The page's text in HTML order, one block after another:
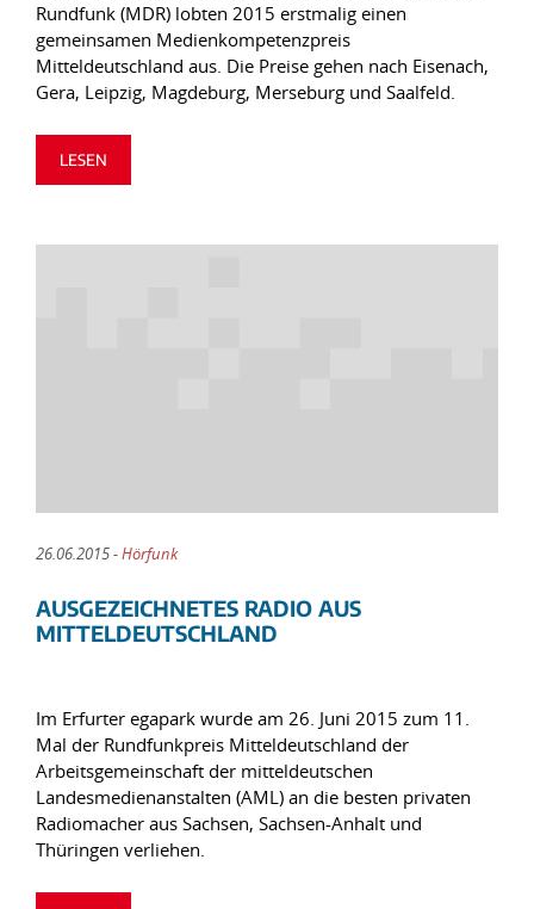
Rundfunk (MDR) lobten 2015 erstmalig einen
gemeinsamen Medienkompetenzpreis
Mitteldeutschland aus. Die Preise gehen nach Eisenach,
Gera, Leipzig, Magdeburg, Merseburg und Saalfeld.
LESEN
26.06.2015 -Hörfunk
AUSGEZEICHNETES RADIO AUS
MITTELDEUTSCHLAND
Im Erfurter egapark wurde am 26. Juni 2015 zum 11.
Mal der Rundfunkpreis Mitteldeutschland der
Arbeitsgemeinschaft der mitteldeutschen
Landesmedienanstalten (AML) an die besten privaten
Radiomacher aus Sachsen, Sachsen-Anhalt und
Thüringen verliehen.